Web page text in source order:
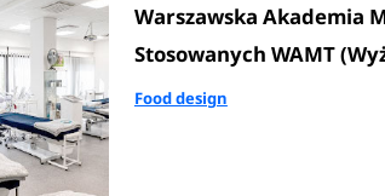
Warszawska Akademia
Stosowanych WAMT
Food design